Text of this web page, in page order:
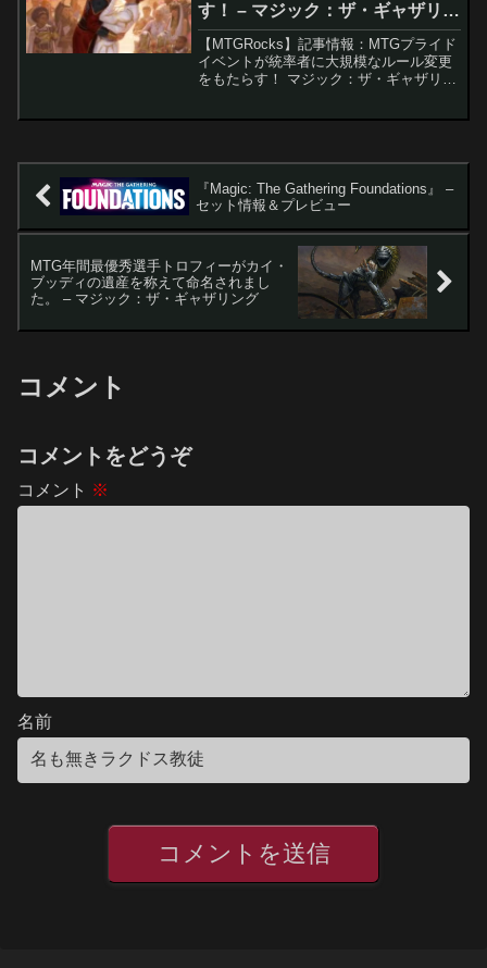
す！ – マジック：ザ・ギャザリン
グ
【MTGRocks】記事情報：MTGプライド
イベントが統率者に大規模なルール変更
をもたらす！ マジック：ザ・ギャザリン
『Magic: The Gathering Foundations』 –
セット情報＆プレビュー
MTG年間最優秀選手トロフィーがカイ・
ブッディの遺産を称えて命名されまし
た。 – マジック：ザ・ギャザリング
コメント
コメントをどうぞ
コメント ※
名前